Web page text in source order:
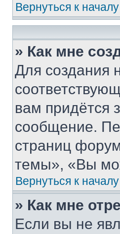
Вернуться к началу
» Как мне
Для создания
вам придётся
сообщение.
страниц
темы», «Вы
Вернуться к началу
» Как мне
Если вы не